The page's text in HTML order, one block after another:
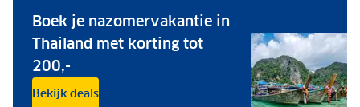
Boek je nazomervakantie in
Thailand met korting tot
200,-
Bekijk deals